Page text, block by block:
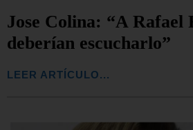
Jose Colina: “A Rafael
deberían escucharlo”
LEER ARTÍCULO...